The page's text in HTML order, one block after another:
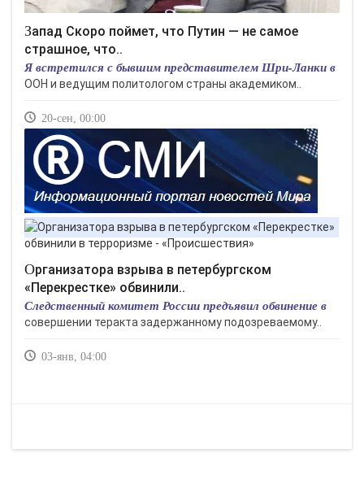
Запад Скоро поймет, что Путин — не самое
страшное, что..
Я встретился с бывшим представителем Шри-Ланки в
ООН и ведущим политологом страны академиком..
20-сен, 00:00
Организатора взрыва в петербургском
«Перекрестке» обвинили..
Следственный комитет России предъявил обвинение в
совершении теракта задержанному подозреваемому..
03-янв, 04:00